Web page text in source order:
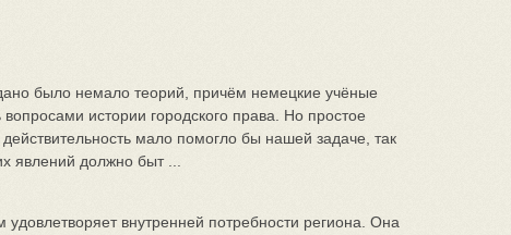
было немало теорий, причём немецкие учёные
истории городского права. Но простое
мало помогло бы нашей задаче, так
явлений должно быт ...
внутренней потребности региона. Она